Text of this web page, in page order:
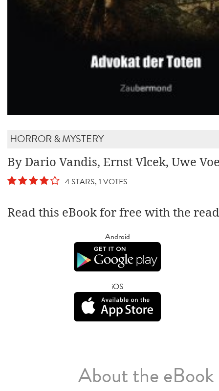
HORROR & MYSTERY
By Dario Vandis, Ernst Vlcek, Uwe
4 STARS, 1 VOTES
Read this eBook for free with the
Android
iOS
About the eBook